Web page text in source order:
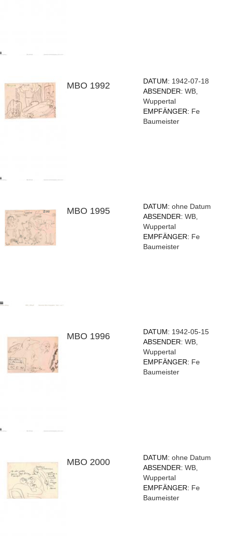
MBO 1992 DATUM: 1942-07-18
ABSENDER:WB,
Wuppertal
EMPFÄNGER: Fe
Baumeister
MBO 1995 DATUM:ohne Datum
ABSENDER:WB,
Wuppertal
EMPFÄNGER: Fe
Baumeister
MBO 1996 DATUM: 1942-05-15
ABSENDER:WB,
Wuppertal
EMPFÄNGER: Fe
Baumeister
MBO 2000 DATUM:ohne Datum
ABSENDER:WB,
Wuppertal
EMPFÄNGER: Fe
Baumeister